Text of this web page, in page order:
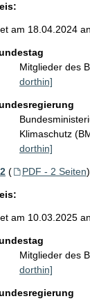
am 18.04.2024
Mitglieder des
dorthin]
Klimaschutz
dorthin]
( PDF - 2 Seiten)
am 10.03.2025
Mitglieder des
dorthin]